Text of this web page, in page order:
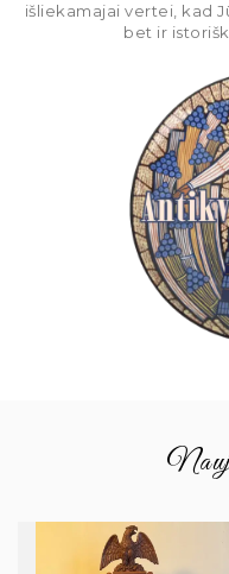
išliekamajai vertei, kad
bet ir